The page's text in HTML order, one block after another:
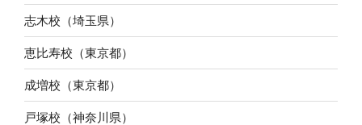
志木校（埼玉県）
恵比寿校（東京都）
成増校（東京都）
戸塚校（神奈川県）